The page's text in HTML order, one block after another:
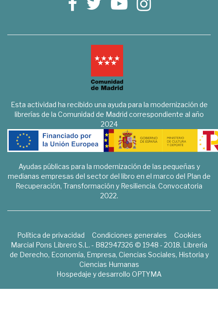
Esta actividad ha recibido una ayuda para la modernización de
librerías de la Comunidad de Madrid correspondiente al año
2024
Ayudas públicas para la modernización de las pequeñas y
medianas empresas del sector del libro en el marco del Plan de
Recuperación, Transformación y Resiliencia. Convocatoria
2022.
Política de privacidad Condiciones generales
Cookies
Marcial Pons Librero S.L. - B82947326 © 1948 - 2018. Librería
de Derecho, Economía, Empresa, Ciencias Sociales, Historia y
Ciencias Humanas
Hospedaje y desarrollo OPTYMA